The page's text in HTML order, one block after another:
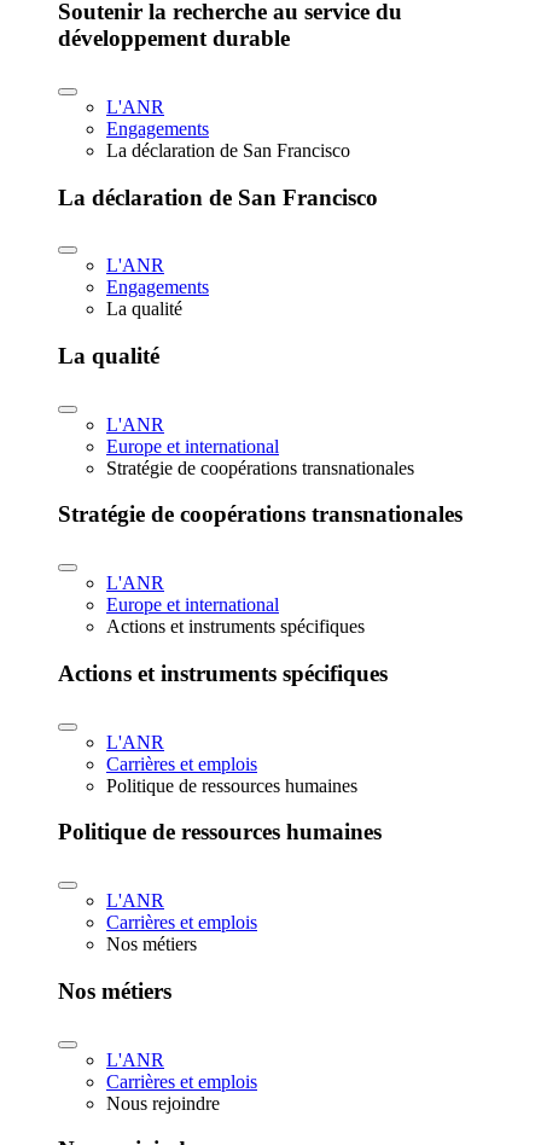
Soutenir la recherche au service du
développement durable
L'ANR
Engagements
La déclaration de San Francisco
La déclaration de San Francisco
L'ANR
Engagements
La qualité
La qualité
L'ANR
Europe et international
Stratégie de coopérations transnationales
Stratégie de coopérations transnationales
L'ANR
Europe et international
Actions et instruments spécifiques
Actions et instruments spécifiques
L'ANR
Carrières et emplois
Politique de ressources humaines
Politique de ressources humaines
L'ANR
Carrières et emplois
Nos métiers
Nos métiers
L'ANR
Carrières et emplois
Nous rejoindre